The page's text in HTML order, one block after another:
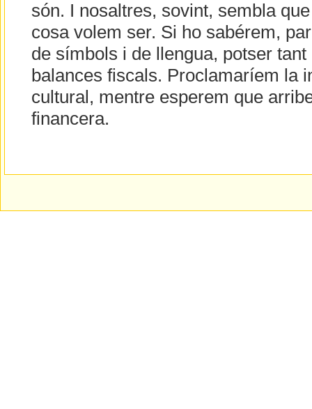
són. I nosaltres, sovint, sembla
cosa volem ser. Si ho sabérem,
de símbols i de llengua, potser
balances fiscals. Proclamaríem la
cultural, mentre esperem que
financera.